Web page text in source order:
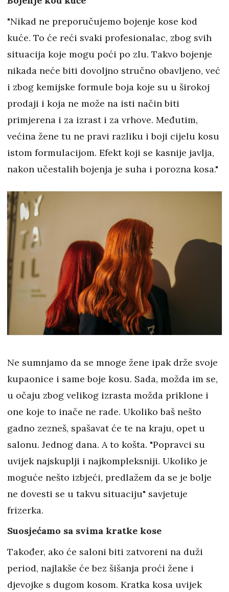
"Nikad ne preporučujemo bojenje kose kod
kuće. To će reći svaki profesionalac, zbog svih
situacija koje mogu poći po zlu. Takvo bojenje
nikada neće biti dovoljno stručno obavljeno, već
i zbog kemijske formule boja koje su u širokoj
prodaji i koja ne može na isti način biti
primjerena i za izrast i za vrhove. Međutim,
većina žene tu ne pravi razliku i boji cijelu kosu
istom formulacijom. Efekt koji se kasnije javlja,
nakon učestalih bojenja je suha i porozna kosa."
Ne sumnjamo da se mnoge žene ipak drže svoje
kupaonice i same boje kosu. Sada, možda im se,
u očaju zbog velikog izrasta možda priklone i
one koje to inače ne rade. Ukoliko baš nešto
gadno zezneš, spašavat će te na kraju, opet u
salonu. Jednog dana. A to košta. "Popravci su
uvijek najskuplji i najkompleksniji. Ukoliko je
moguće nešto izbjeći, predlažem da se je bolje
ne dovesti se u takvu situaciju" savjetuje
frizerka.
Suosjećamo sa svima kratke kose
Također, ako će saloni biti zatvoreni na duži
period, najlakše će bez šišanja proći žene i
djevojke s dugom kosom. Kratka kosa uvijek